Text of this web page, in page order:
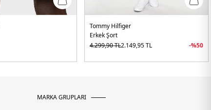
Tommy Hilfiger
Erkek Şort
4.299,90TL2.149,95TL -%50
MARKA GRUPLARI